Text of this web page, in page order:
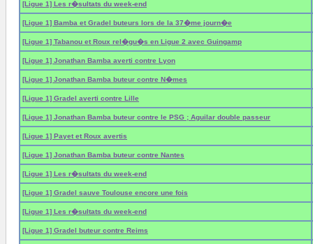
[Ligue 1] Les r�sultats du week-end
[Ligue 1] Bamba et Gradel buteurs lors de la 37�me journ�e
[Ligue 1] Tabanou et Roux rel�gu�s en Ligue 2 avec Guingamp
[Ligue 1] Jonathan Bamba averti contre Lyon
[Ligue 1] Jonathan Bamba buteur contre N�mes
[Ligue 1] Gradel averti contre Lille
[Ligue 1] Jonathan Bamba buteur contre le PSG ; Aguilar double passeur
[Ligue 1] Payet et Roux avertis
[Ligue 1] Jonathan Bamba buteur contre Nantes
[Ligue 1] Les r�sultats du week-end
[Ligue 1] Gradel sauve Toulouse encore une fois
[Ligue 1] Les r�sultats du week-end
[Ligue 1] Gradel buteur contre Reims